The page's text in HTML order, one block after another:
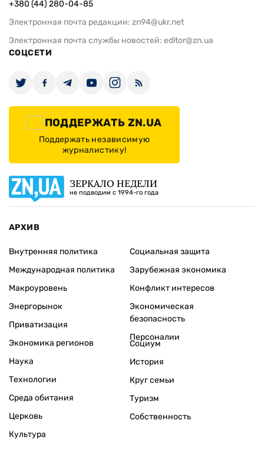
+380 (44) 280-04-85
Электронная почта редакции: zn94@ukr.net
Электронная почта службы новостей: editor@zn.ua
СОЦСЕТИ
ПОДДЕРЖАТЬ ZN.UA
Поддержать независимую
журналистику!
ЗЕРКАЛО НЕДЕЛИ
не подводим с 1994-го года
АРХИВ
Внутренняя политика
Международная политика
Макроуровень
Энергорынок
Приватизация
Экономика регионов
Социальная защита
Зарубежная экономика
Конфликт интересов
Экономическая
безопасность
Персоналии
Наука
Технологии
Среда обитания
Церковь
Культура
Социум
История
Круг семьи
Туризм
Собственность